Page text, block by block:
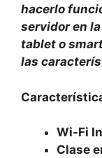
hacerlo
servidor en
tablet o
las
Wi-Fi
Clase